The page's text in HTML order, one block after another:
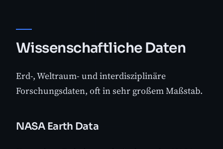
Wissenschaftliche Daten
Erd-, Weltraum- und interdisziplinäre
Forschungsdaten, oft in sehr großem Maßstab.
NASA Earth Data